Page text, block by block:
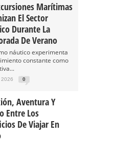
Marítimas
El Sector
Durante La
De Verano
náutico experimenta
constante como
0
Aventura Y
Entre Los
De Viajar En